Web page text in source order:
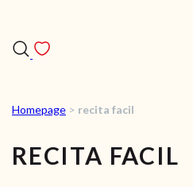
Homepage > recita facil
RECITA FACIL